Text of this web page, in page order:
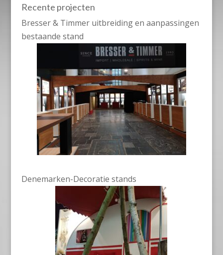
Recente projecten
Bresser & Timmer uitbreiding en aanpassingen
bestaande stand
Denemarken-Decoratie stands